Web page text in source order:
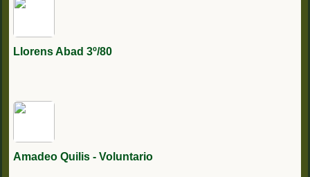
Llorens Abad 3º/80
Amadeo Quilis - Voluntario